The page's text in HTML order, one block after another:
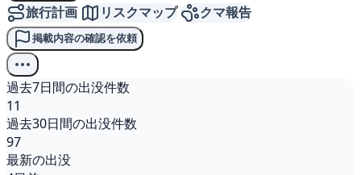
旅行計画 リスクマップ クマ報告
掲載内容の確認を依頼
過去7日間の出没件数
11
過去30日間の出没件数
97
最新の出没